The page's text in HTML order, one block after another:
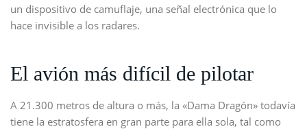
un dispositivo de camuflaje, una señal electrónica que lo
hace invisible a los radares.
El avión más difícil de pilotar
A 21.300 metros de altura o más, la «Dama Dragón» todavía
tiene la estratosfera en gran parte para ella sola, tal como